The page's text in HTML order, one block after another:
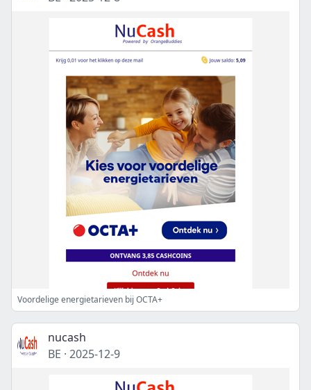
Voordelige energietarieven bij OCTA+
nucash
BE · 2025-12-9